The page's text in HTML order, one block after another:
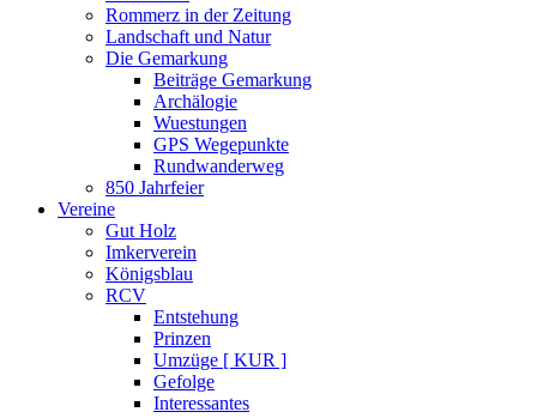
Rommerz in der Zeitung
Landschaft und Natur
Die Gemarkung
Beiträge Gemarkung
Archälogie
Wuestungen
GPS Wegepunkte
Rundwanderweg
850 Jahrfeier
Vereine
Gut Holz
Imkerverein
Königsblau
RCV
Entstehung
Prinzen
Umzüge [ KUR ]
Gefolge
Interessantes